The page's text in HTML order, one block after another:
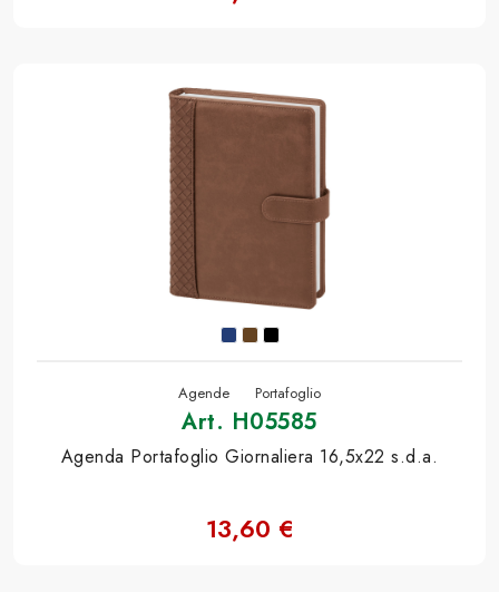
Agende Portafoglio
Art. H05585
Agenda Portafoglio Giornaliera 16,5x22 s.d.a.
13,60 €